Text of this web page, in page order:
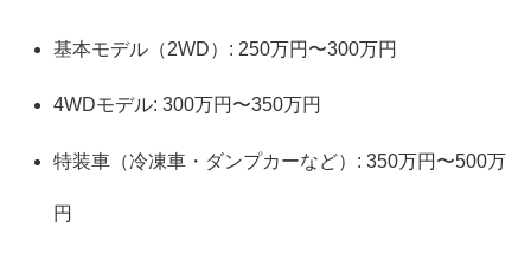
基本モデル（2WD）: 250万円〜300万円
4WDモデル: 300万円〜350万円
特装車（冷凍車・ダンプカーなど）: 350万円〜500万
円